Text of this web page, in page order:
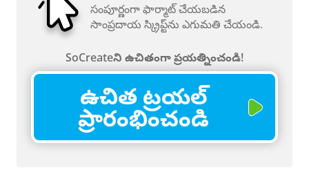
సంపూర్ణంగా ఫార్మాట్ చేయబడిన
సాంప్రదాయ స్క్రిప్ట్‌ను ఎగుమతి చేయండి.
SoCreateని ఉచితంగా ప్రయత్నించండి!
ఉచిత ట్రయల్
ప్రారంభించండి